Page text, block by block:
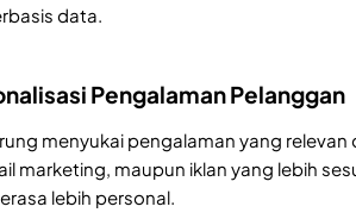
data.
Pengalaman Pelanggan
menyukai pengalaman yang
marketing, maupun iklan yang lebih
lebih personal.